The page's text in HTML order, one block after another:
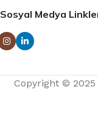
Sosyal Medya
Copyright © 2025